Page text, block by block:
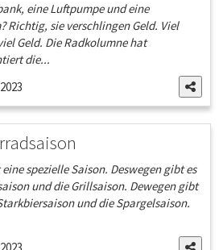
eine Luftpumpe und eine
Richtig, sie verschlingen Geld. Viel
Geld. Die Radkolumne hat
die...
spezielle Saison. Deswegen gibt es
und die Grillsaison. Dewegen gibt
und die Spargelsaison.